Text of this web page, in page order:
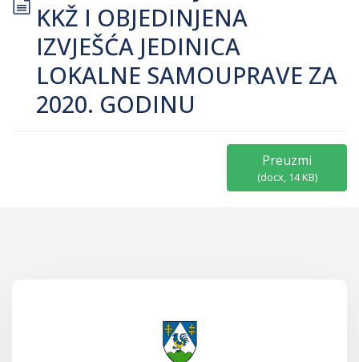
KKŽ I OBJEDINJENA
IZVJEŠĆA JEDINICA
LOKALNE SAMOUPRAVE ZA
2020. GODINU
Preuzmi
(docx, 14 KB)